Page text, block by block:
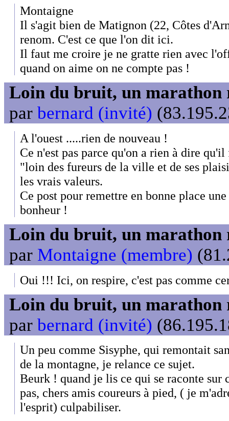
Montaigne
Il s'agit bien de Matignon (22, Côtes
renom. C'est ce que l'on dit ici.
Il faut me croire je ne gratte rien avec
quand on aime on ne compte pas !
Loin du bruit, un marathon
par bernard (invité)
A l'ouest .....rien de nouveau !
Ce n'est pas parce qu'on a rien à dire
"loin des fureurs de la ville et de ses
les vrais valeurs.
Ce post pour remettre en bonne place
bonheur !
Loin du bruit, un marathon
par Montaigne (membre)
Oui !!! Ici, on respire, c'est pas comme
Loin du bruit, un marathon
par bernard (invité)
Un peu comme Sisyphe, qui remontait
de la montagne, je relance ce sujet.
Beurk ! quand je lis ce qui se raconte sur
pas, chers amis coureurs à pied, ( je
l'esprit) culpabiliser.